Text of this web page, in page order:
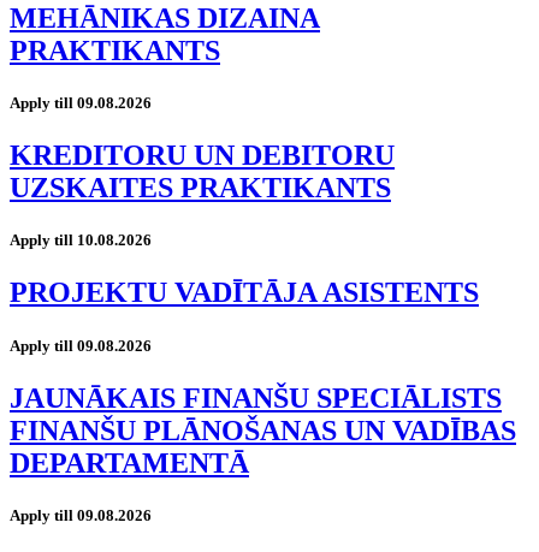
MEHĀNIKAS DIZAINA
PRAKTIKANTS
Apply till 09.08.2026
KREDITORU UN DEBITORU
UZSKAITES PRAKTIKANTS
Apply till 10.08.2026
PROJEKTU VADĪTĀJA ASISTENTS
Apply till 09.08.2026
JAUNĀKAIS FINANŠU SPECIĀLISTS
FINANŠU PLĀNOŠANAS UN VADĪBAS
DEPARTAMENTĀ
Apply till 09.08.2026